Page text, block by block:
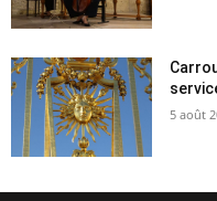
5 août